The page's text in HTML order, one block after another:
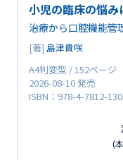
小児の臨床の悩
治療から口腔機能管
[著] 島津貴咲
A4判変型 / 152ページ
2026-08-10 発売
ISBN：978-4-7812-
(